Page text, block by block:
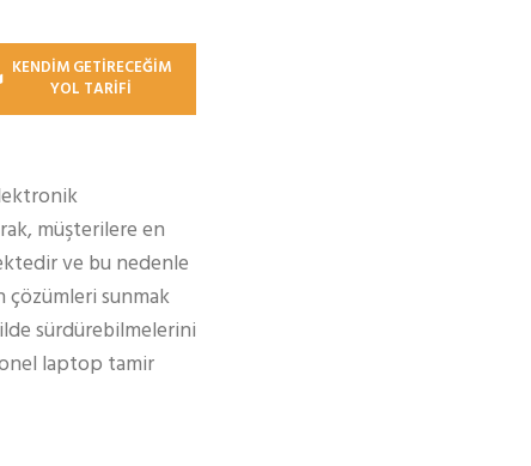
KENDİM GETİRECEĞİM
YOL TARİFİ
müşterilere en
ve bu nedenle
çözümleri sunmak
sürdürebilmelerini
laptop tamir